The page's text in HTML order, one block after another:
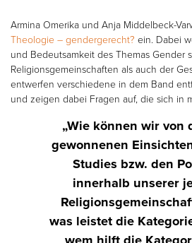
Armina Omerika und Anja Middelbeck-
Theologie – gendergerecht? ein. Dabei
und Bedeutsamkeit des Themas Gender
Religionsgemeinschaften als auch der
entwerfen verschiedene in dem Band
und zeigen dabei Fragen auf, die sich in
„Wie können wir von
gewonnenen
Studies bzw. den
innerhalb unserer
was leistet die